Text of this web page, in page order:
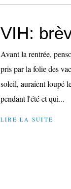
VIH:
Avant la rentrée,
pris par la folie des
soleil, auraient loupé
pendant l'été et qui...
LIRE LA SUITE